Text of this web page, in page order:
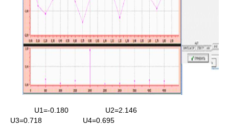
U1=-0.180 U2=2.146
U3=0.718 U4=0.695